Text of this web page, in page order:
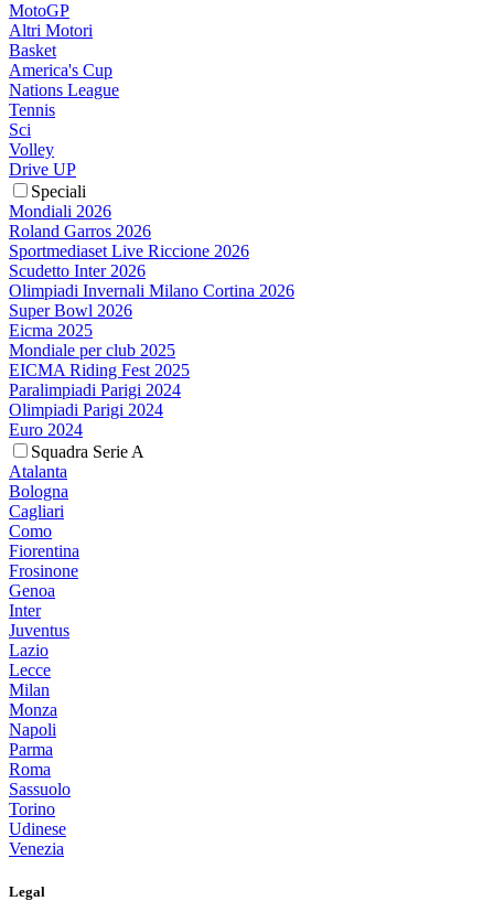
MotoGP
Altri Motori
Basket
America's Cup
Nations League
Tennis
Sci
Volley
Drive UP
Speciali
Mondiali 2026
Roland Garros 2026
Sportmediaset Live Riccione 2026
Scudetto Inter 2026
Olimpiadi Invernali Milano Cortina 2026
Super Bowl 2026
Eicma 2025
Mondiale per club 2025
EICMA Riding Fest 2025
Paralimpiadi Parigi 2024
Olimpiadi Parigi 2024
Euro 2024
Squadra Serie A
Atalanta
Bologna
Cagliari
Como
Fiorentina
Frosinone
Genoa
Inter
Juventus
Lazio
Lecce
Milan
Monza
Napoli
Parma
Roma
Sassuolo
Torino
Udinese
Venezia
Legal